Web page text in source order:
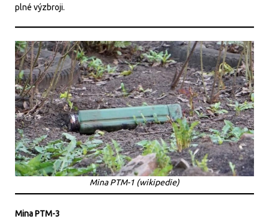
plné výzbroji.
Mina PTM-1 (wikipedie)
Mina PTM-3